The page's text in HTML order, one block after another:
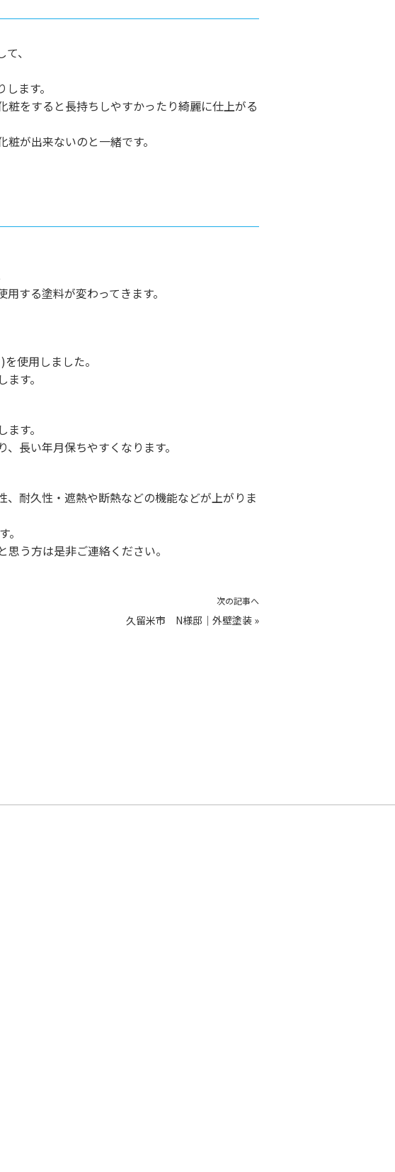
、
ます。
をすると長持ちしやすかったり綺麗に仕上がる
が出来ないのと一緒です。
する塗料が変わってきます。
使用しました。
す。
す。
長い年月保ちやすくなります。
耐久性・遮熱や断熱などの機能などが上がりま
う方は是非ご連絡ください。
次の記事へ
久留米市 N様邸｜外壁塗装 »